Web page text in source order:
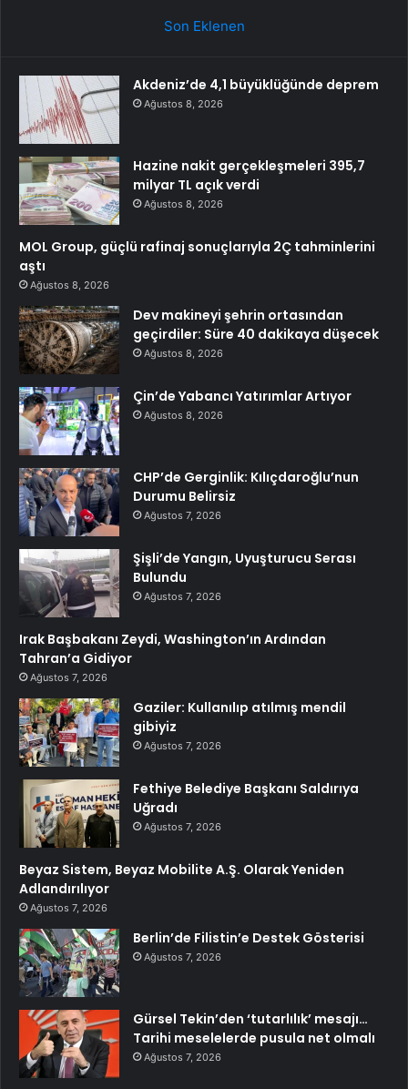
Son Eklenen
Akdeniz’de 4,1 büyüklüğünde deprem
Ağustos 8, 2026
Hazine nakit gerçekleşmeleri 395,7
milyar TL açık verdi
Ağustos 8, 2026
MOL Group, güçlü rafinaj sonuçlarıyla 2Ç tahminlerini
aştı
Ağustos 8, 2026
Dev makineyi şehrin ortasından
geçirdiler: Süre 40 dakikaya düşecek
Ağustos 8, 2026
Çin’de Yabancı Yatırımlar Artıyor
Ağustos 8, 2026
CHP’de Gerginlik: Kılıçdaroğlu’nun
Durumu Belirsiz
Ağustos 7, 2026
Şişli’de Yangın, Uyuşturucu Serası
Bulundu
Ağustos 7, 2026
Irak Başbakanı Zeydi, Washington’ın Ardından
Tahran’a Gidiyor
Ağustos 7, 2026
Gaziler: Kullanılıp atılmış mendil
gibiyiz
Ağustos 7, 2026
Fethiye Belediye Başkanı Saldırıya
Uğradı
Ağustos 7, 2026
Beyaz Sistem, Beyaz Mobilite A.Ş. Olarak Yeniden
Adlandırılıyor
Ağustos 7, 2026
Berlin’de Filistin’e Destek Gösterisi
Ağustos 7, 2026
Gürsel Tekin’den ‘tutarlılık’ mesajı…
Tarihi meselelerde pusula net olmalı
Ağustos 7, 2026